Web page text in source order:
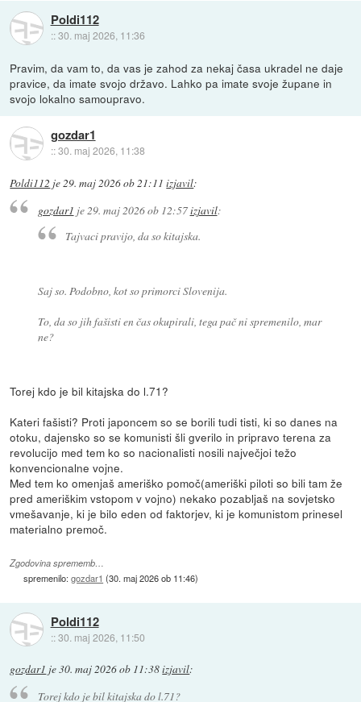
Poldi112
::30. maj 2026, 11:36
Pravim, da vam to, da vas je zahod za nekaj časa ukradel ne daje
pravice, da imate svojo državo. Lahko pa imate svoje župane in
svojo lokalno samoupravo.
gozdar1
::30. maj 2026, 11:38
Poldi112 je29. maj 2026 ob 21:11 izjavil:
gozdar1 je 29. maj 2026 ob 12:57izjavil:
Tajvaci pravijo, da so kitajska.
Saj so. Podobno, kot so primorci Slovenija.
To, da so jih fašisti en čas okupirali, tega pač ni spremenilo, mar
ne?
Torej kdo je bil kitajska do l.71?
Kateri fašisti? Proti japoncem so se borili tudi tisti, ki so danes na
otoku, dajensko so se komunisti šli gverilo in pripravo terena za
revolucijo med tem ko so nacionalisti nosili največjoi težo
konvencionalne vojne.
Med tem ko omenjaš ameriško pomoč(ameriški piloti so bili tam že
pred ameriškim vstopom v vojno) nekako pozabljaš na sovjetsko
vmešavanje, ki je bilo eden od faktorjev, ki je komunistom prinesel
materialno premoč.
Zgodovina sprememb…
spremenilo:gozdar1 (30. maj 2026 ob 11:46)
Poldi112
::30. maj 2026, 11:50
gozdar1 je30. maj 2026 ob 11:38izjavil:
Torej kdo je bil kitajska do l.71?